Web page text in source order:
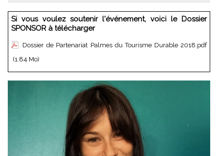
Si vous voulez soutenir l'événement, voici le Dossier
SPONSOR à télécharger
Dossier de Partenariat Palmes du Tourisme Durable 2018.pdf
(1.84 Mo)